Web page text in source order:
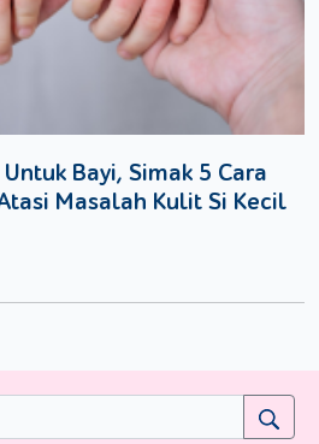
Bayi, Simak 5 Cara
Masalah Kulit Si Kecil